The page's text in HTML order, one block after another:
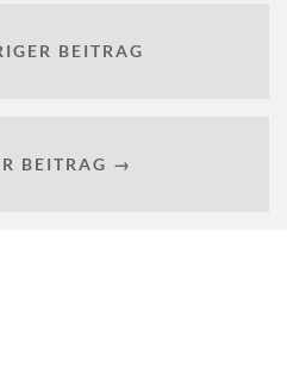
BEITRAG
BEITRAG →